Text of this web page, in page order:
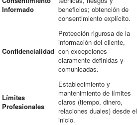
Informado
beneficios; obtención de
consentimiento explícito.
Confidencialidad
Protección rigurosa de la
información del cliente,
con excepciones
claramente definidas y
comunicadas.
Límites
Profesionales
Establecimiento y
mantenimiento de límites
claros (tiempo, dinero,
relaciones duales) desde el
inicio.